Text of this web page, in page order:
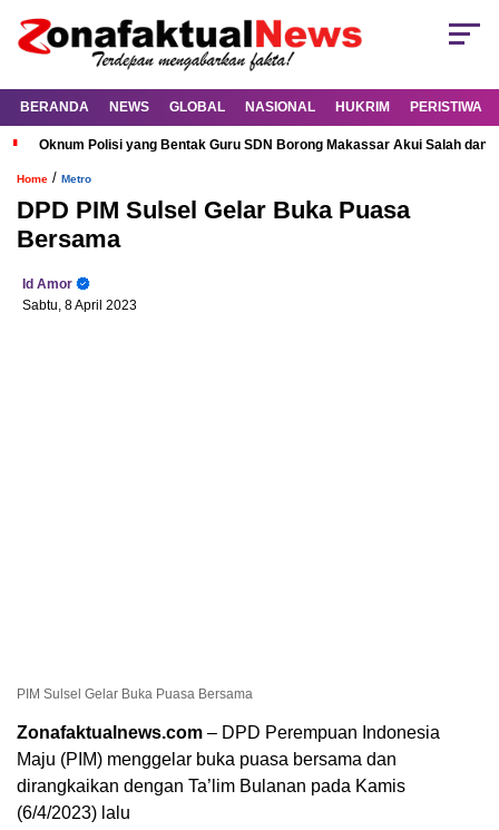
BERANDA NEWS GLOBAL NASIONAL HUKRIM PERISTIWA
Oknum Polisi yang Bentak Guru SDN Borong Makassar Akui Salah dan
Home / Metro
DPD PIM Sulsel Gelar Buka Puasa
Bersama
Id Amor
Sabtu, 8 April 2023
PIM Sulsel Gelar Buka Puasa Bersama
Zonafaktualnews.com – DPD Perempuan Indonesia
Maju (PIM) menggelar buka puasa bersama dan
dirangkaikan dengan Ta’lim Bulanan pada Kamis
(6/4/2023) lalu